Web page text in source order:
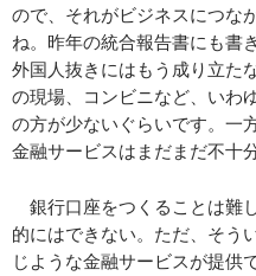
ので、それがビジネスにつな
ね。昨年の統合報告書にも書
外国人抜きにはもう成り立た
の現場、コンビニなど、いわ
の方が少ないぐらいです。一
金融サービスはまだまだ不十
銀行口座をつくることは難
的にはできない。ただ、そう
じような金融サービスが提供